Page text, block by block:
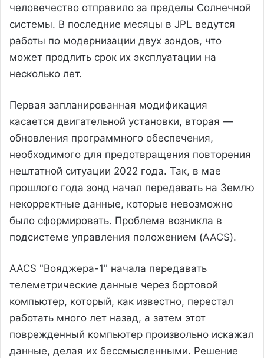
человечество отправило за пределы Солнечной
системы. В последние месяцы в JPL ведутся
работы по модернизации двух зондов, что
может продлить срок их эксплуатации на
несколько лет.
Первая запланированная модификация
касается двигательной установки, вторая —
обновления программного обеспечения,
необходимого для предотвращения повторения
нештатной ситуации 2022 года. Так, в мае
прошлого года зонд начал передавать на Землю
некорректные данные, которые невозможно
было сформировать. Проблема возникла в
подсистеме управления положением (AACS).
AACS "Вояджера-1" начала передавать
телеметрические данные через бортовой
компьютер, который, как известно, перестал
работать много лет назад, а затем этот
поврежденный компьютер произвольно искажал
данные, делая их бессмысленными. Решение